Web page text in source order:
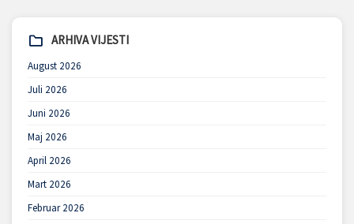
ARHIVA VIJESTI
August 2026
Juli 2026
Juni 2026
Maj 2026
April 2026
Mart 2026
Februar 2026